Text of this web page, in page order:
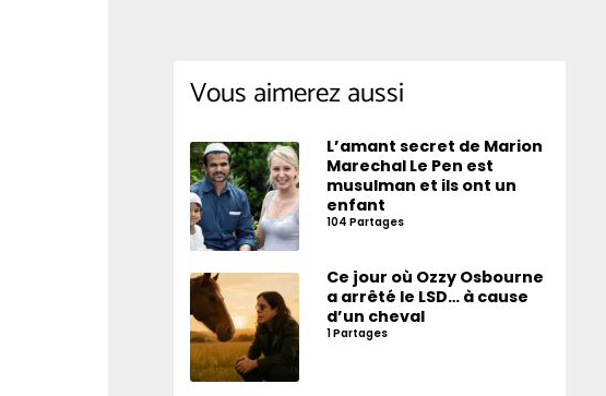
Vous aimerez aussi
L’amant secret de Marion
Marechal Le Pen est
musulman et ils ont un
enfant
104 Partages
Ce jour où Ozzy Osbourne
a arrêté le LSD… à cause
d’un cheval
1 Partages